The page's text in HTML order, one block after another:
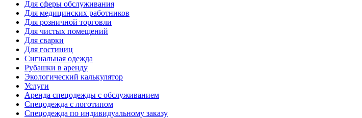
Для сферы обслуживания
Для медицинских работников
Для розничной торговли
Для чистых помещений
Для сварки
Для гостиниц
Сигнальная одежда
Рубашки в аренду
Экологический калькулятор
Услуги
Аренда спецодежды с обслуживанием
Спецодежда с логотипом
Спецодежда по индивидуальному заказу